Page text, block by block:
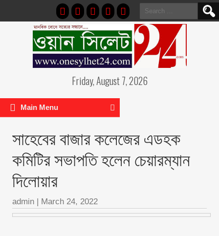
Search
for:
Friday, August 7, 2026
Main Menu
সাহেবের বাজার কলেজের এডহক
কমিটির সভাপতি হলেন চেয়ারম্যান
দিলোয়ার
admin | March 24, 2022